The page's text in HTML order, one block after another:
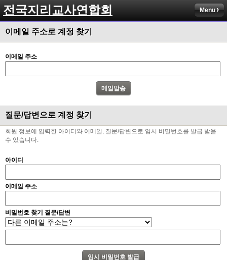
전국지리교사연합회 Menu
이메일 주소로 계정 찾기
이메일 주소
질문/답변으로 계정 찾기
회원 정보에 입력한 아이디와 이메일, 질문/답변으로 임시 비밀번호를 발급 받을
수 있습니다.
아이디
이메일 주소
비밀번호 찾기 질문/답변